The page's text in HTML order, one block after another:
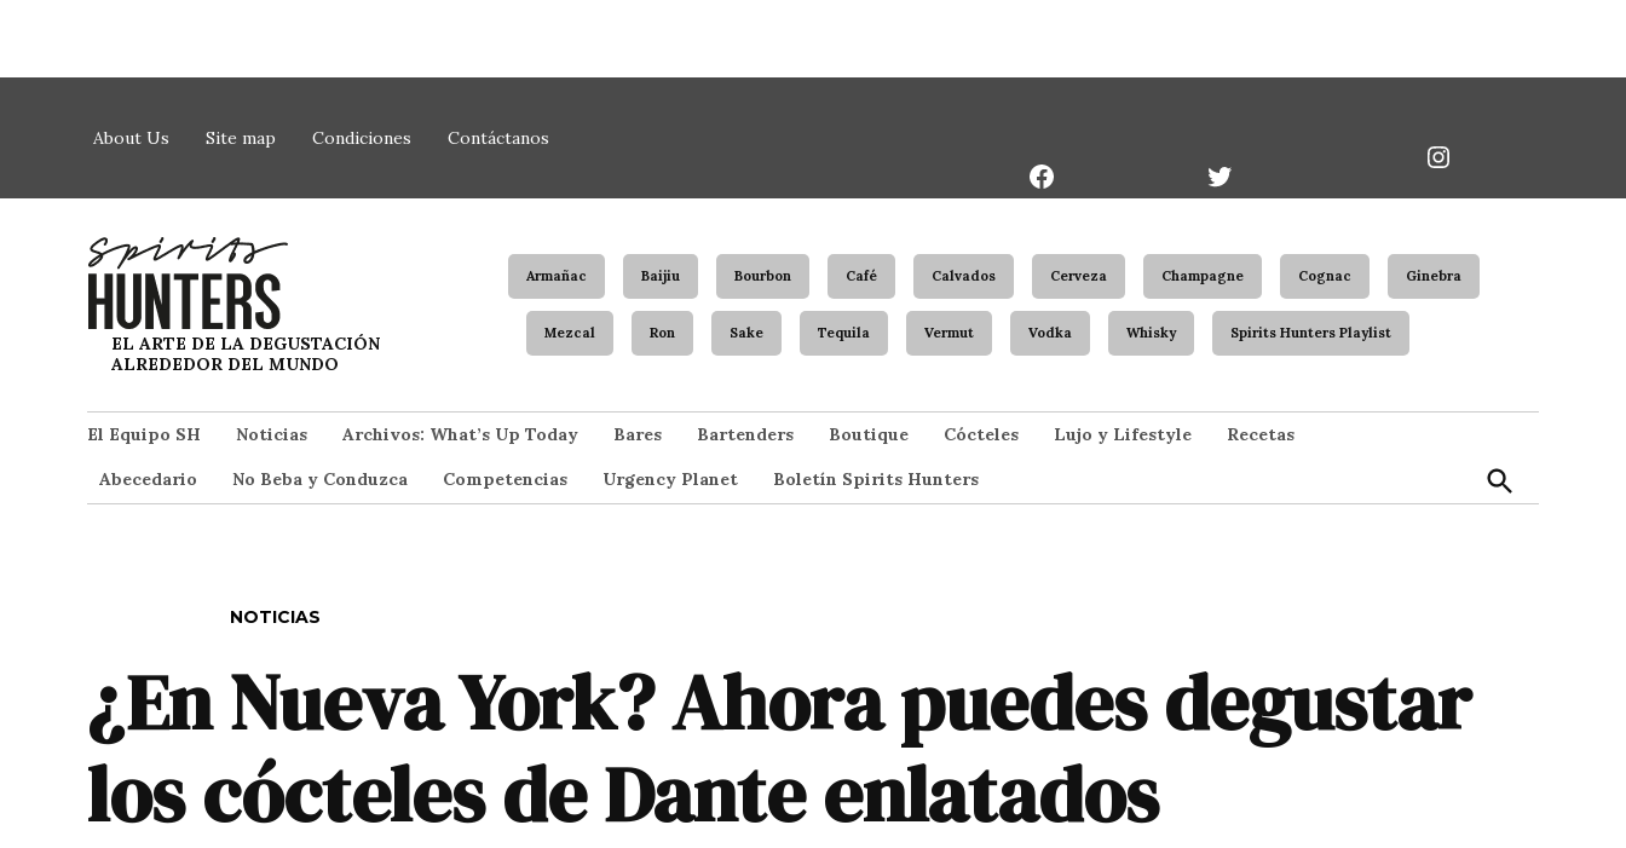
About Us Site map Condiciones Contáctanos
Spirit Hunters
EL ARTE DE LA DEGUSTACIÓN
ALREDEDOR DEL MUNDO
Armañac Baijiu Bourbon Café Calvados Cerveza Champagne Cognac Ginebra
Mezcal Ron Sake Tequila Vermut Vodka Whisky Spirits Hunters Playlist
El Equipo SH Noticias Archivos: What’s Up Today Bares Bartenders Boutique Cócteles Lujo y Lifestyle Recetas
Abecedario No Beba y Conduzca Competencias Urgency Planet Boletín Spirits Hunters
NOTICIAS
¿En Nueva York? Ahora puedes degustar
los cócteles de Dante enlatados